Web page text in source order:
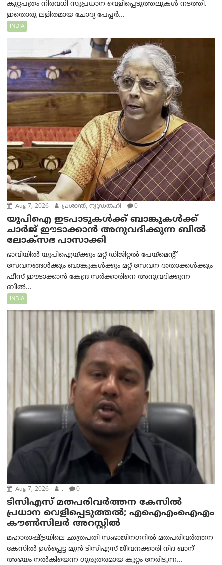
കുറ്റപത്രം നിരവധി സുപ്രധാന വെളിപ്പെടുത്തലുകൾ നടത്തി.
ഇതൊരു ലളിതമായ ചോദ്യ പേപ്പർ...
INDIA
Aug 7, 2026 പ്രശാന്ത്, ന്യൂഡല്‍ഹി 0
യുപിഐ ഇടപാടുകൾക്ക് ബാങ്കുകൾക്ക്
ചാർജ് ഈടാക്കാൻ അനുവദിക്കുന്ന ബിൽ
ലോക്‌സഭ പാസാക്കി
ഭാവിയിൽ യുപിഐയ്ക്കും മറ്റ് ഡിജിറ്റൽ പേയ്‌മെന്റ്
സേവനങ്ങൾക്കും ബാങ്കുകൾക്കും മറ്റ് സേവന ദാതാക്കൾക്കും
ഫീസ് ഈടാക്കാൻ കേന്ദ്ര സർക്കാരിനെ അനുവദിക്കുന്ന
ബിൽ...
INDIA
Aug 7, 2026 . 0
ടിസിഎസ് മതപരിവർത്തന കേസിൽ
പ്രധാന വെളിപ്പെടുത്തൽ; എഐഎംഐഎം
കൗൺസിലർ അറസ്റ്റിൽ
മഹാരാഷ്ട്രയിലെ ഛത്രപതി സംഭാജിനഗറിൽ മതപരിവർത്തന
കേസിൽ ഉൾപ്പെട്ട മുൻ ടിസിഎസ് ജീവനക്കാരി നിദ ഖാന്
അഭയം നൽകിയെന്ന ഗുരുതരമായ കുറ്റം നേരിടുന്ന...